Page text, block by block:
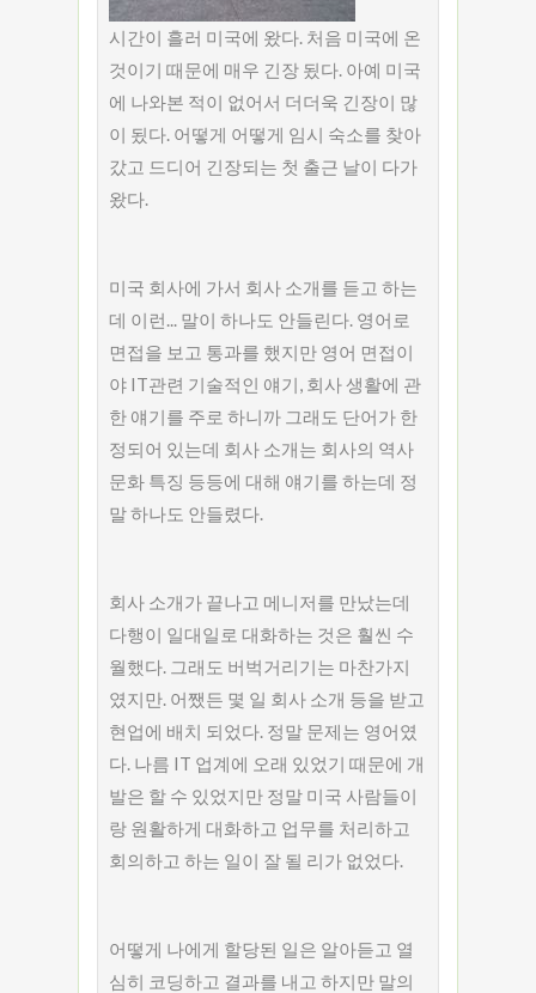
시간이 흘러 미국에 왔다. 처음 미국에 온
것이기 때문에 매우 긴장 됬다. 아예 미국
에 나와본 적이 없어서 더더욱 긴장이 많
이 됬다. 어떻게 어떻게 임시 숙소를 찾아
갔고 드디어 긴장되는 첫 출근 날이 다가
왔다.
미국 회사에 가서 회사 소개를 듣고 하는
데 이런... 말이 하나도 안들린다. 영어로
면접을 보고 통과를 했지만 영어 면접이
야 IT관련 기술적인 얘기, 회사 생활에 관
한 얘기를 주로 하니까 그래도 단어가 한
정되어 있는데 회사 소개는 회사의 역사
문화 특징 등등에 대해 얘기를 하는데 정
말 하나도 안들렸다.
회사 소개가 끝나고 메니저를 만났는데
다행이 일대일로 대화하는 것은 훨씬 수
월했다. 그래도 버벅거리기는 마찬가지
였지만. 어쨌든 몇 일 회사 소개 등을 받고
현업에 배치 되었다. 정말 문제는 영어였
다. 나름 IT 업계에 오래 있었기 때문에 개
발은 할 수 있었지만 정말 미국 사람들이
랑 원활하게 대화하고 업무를 처리하고
회의하고 하는 일이 잘 될 리가 없었다.
어떻게 나에게 할당된 일은 알아듣고 열
심히 코딩하고 결과를 내고 하지만 말의